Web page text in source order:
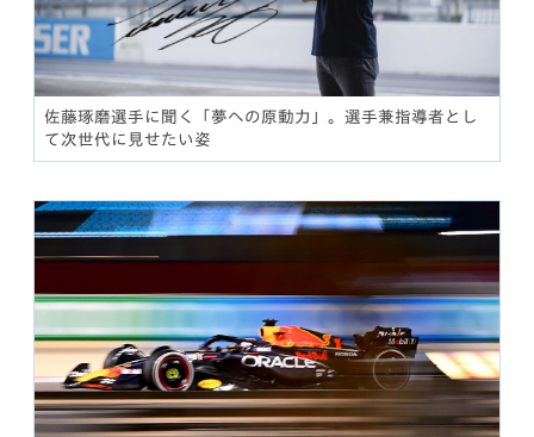
佐藤琢磨選手に聞く「夢への原動力」。選手兼指導者とし
て次世代に見せたい姿